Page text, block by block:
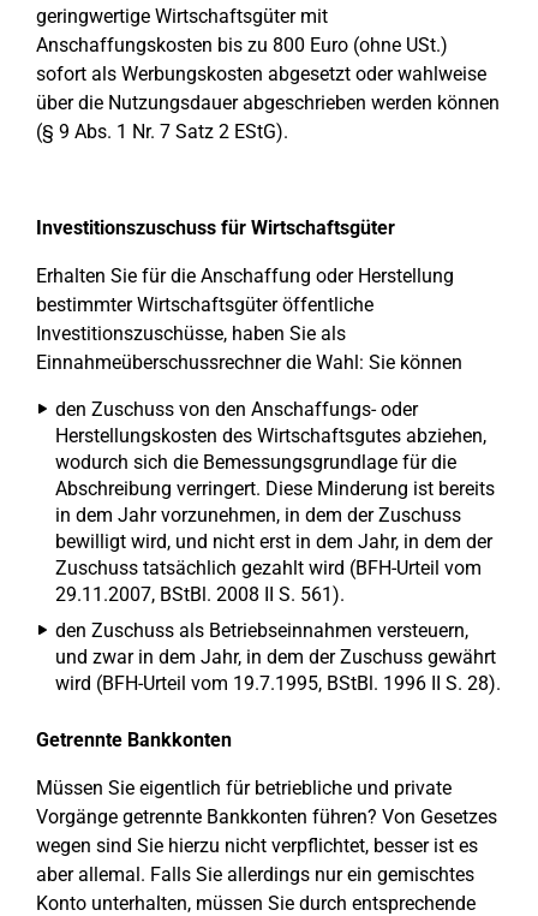
geringwertige Wirtschaftsgüter mit
Anschaffungskosten bis zu 800 Euro (ohne USt.)
sofort als Werbungskosten abgesetzt oder wahlweise
über die Nutzungsdauer abgeschrieben werden können
(§ 9 Abs. 1 Nr. 7 Satz 2 EStG).
Investitionszuschuss für Wirtschaftsgüter
Erhalten Sie für die Anschaffung oder Herstellung
bestimmter Wirtschaftsgüter öffentliche
Investitionszuschüsse, haben Sie als
Einnahmeüberschussrechner die Wahl: Sie können
den Zuschuss von den Anschaffungs- oder
Herstellungskosten des Wirtschaftsgutes abziehen,
wodurch sich die Bemessungsgrundlage für die
Abschreibung verringert. Diese Minderung ist bereits
in dem Jahr vorzunehmen, in dem der Zuschuss
bewilligt wird, und nicht erst in dem Jahr, in dem der
Zuschuss tatsächlich gezahlt wird (BFH-Urteil vom
29.11.2007, BStBl. 2008 II S. 561).
den Zuschuss als Betriebseinnahmen versteuern,
und zwar in dem Jahr, in dem der Zuschuss gewährt
wird (BFH-Urteil vom 19.7.1995, BStBl. 1996 II S. 28).
Getrennte Bankkonten
Müssen Sie eigentlich für betriebliche und private
Vorgänge getrennte Bankkonten führen? Von Gesetzes
wegen sind Sie hierzu nicht verpflichtet, besser ist es
aber allemal. Falls Sie allerdings nur ein gemischtes
Konto unterhalten, müssen Sie durch entsprechende